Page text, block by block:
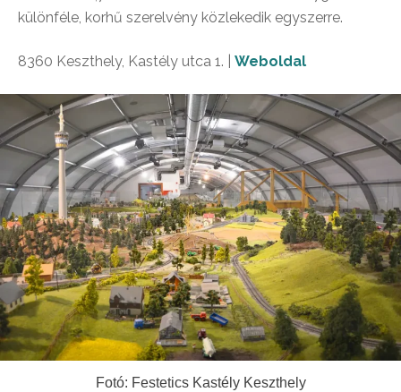
különféle, korhű szerelvény közlekedik egyszerre.
8360 Keszthely, Kastély utca 1. | Weboldal
Fotó: Festetics Kastély Keszthely